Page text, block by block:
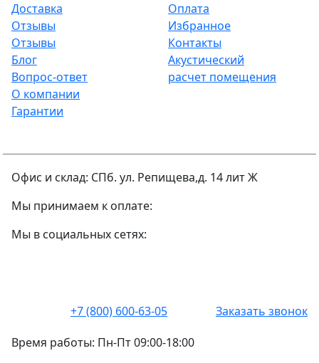
Доставка
Отзывы
Оплата
Избранное
Отзывы
Блог
Вопрос-ответ
О компании
Гарантии
Контакты
Акустический
расчет помещения
Офис и склад: СПб. ул. Репищева,д. 14 лит Ж
Мы принимаем к оплате:
Мы в социальных сетях:
+7 (800) 600-63-05
Заказать звонок
Время работы: Пн-Пт 09:00-18:00